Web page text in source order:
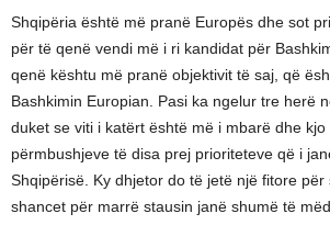
Shqipëria është më pranë Europës dhe sot
për të qenë vendi më i ri kandidat për
qenë kështu më pranë objektivit të saj, që
Bashkimin Europian. Pasi ka ngelur tre herë
duket se viti i katërt është më i mbarë dhe kjo
përmbushjeve të disa prej prioriteteve që i
Shqipërisë. Ky dhjetor do të jetë një fitore për
shancet për marrë stausin janë shumë të